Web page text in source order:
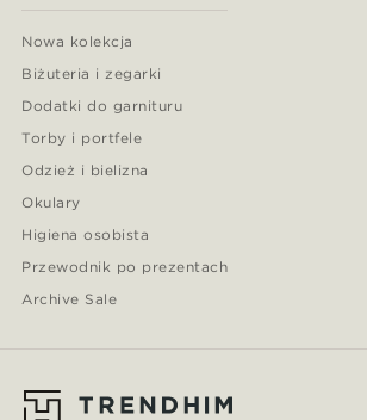
Nowa kolekcja
Biżuteria i zegarki
Dodatki do garnituru
Torby i portfele
Odzież i bielizna
Okulary
Higiena osobista
Przewodnik po prezentach
Archive Sale